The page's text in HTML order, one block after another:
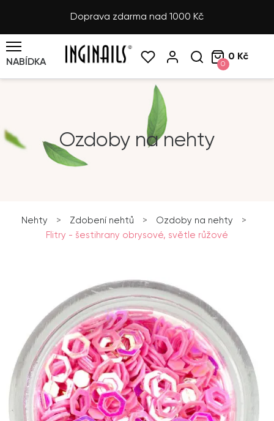
Doprava zdarma nad 1000 Kč
NABÍDKA 0
0 Kč
Ozdoby na nehty
Nehty > Zdobení nehtů > Ozdoby na nehty
>
Flitry - šestihrany obrysové, světle růžové